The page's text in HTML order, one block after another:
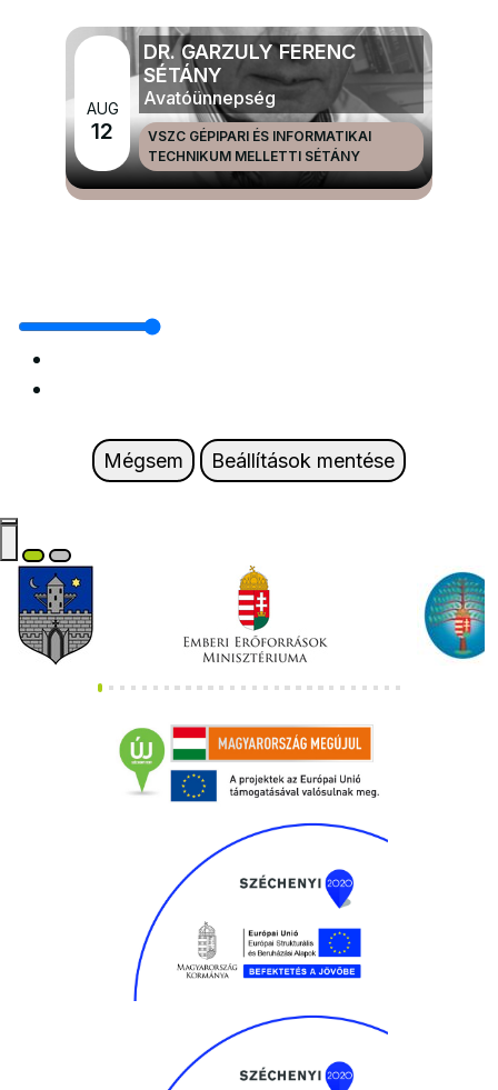
AUG
12
DR. GARZULY FERENC
SÉTÁNY
Avatóünnepség
VSZC GÉPIPARI ÉS INFORMATIKAI
TECHNIKUM MELLETTI SÉTÁNY
MÉG TÖBB NAGYRENDEZVÉNYEK ÉS ÜNNEPEK
Mégsem Beállítások mentése